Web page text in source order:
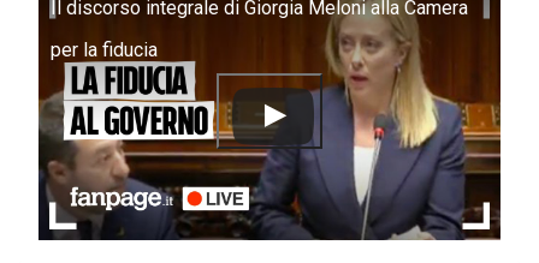
Il discorso integrale di Giorgia Meloni alla Camera
per la fiducia